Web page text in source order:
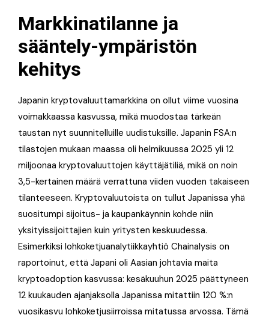
Markkinatilanne ja
sääntely-ympäristön
kehitys
Japanin kryptovaluuttamarkkina on ollut viime vuosina
voimakkaassa kasvussa, mikä muodostaa tärkeän
taustan nyt suunnitelluille uudistuksille. Japanin FSA:n
tilastojen mukaan maassa oli helmikuussa 2025 yli 12
miljoonaa kryptovaluuttojen käyttäjätiliä, mikä on noin
3,5-kertainen määrä verrattuna viiden vuoden takaiseen
tilanteeseen. Kryptovaluutoista on tullut Japanissa yhä
suositumpi sijoitus- ja kaupankäynnin kohde niin
yksityissijoittajien kuin yritysten keskuudessa.
Esimerkiksi lohkoketjuanalytiikkayhtiö Chainalysis on
raportoinut, että Japani oli Aasian johtavia maita
kryptoadoption kasvussa: kesäkuuhun 2025 päättyneen
12 kuukauden ajanjaksolla Japanissa mitattiin 120 %:n
vuosikasvu lohkoketjusiirroissa mitatussa arvossa. Tämä